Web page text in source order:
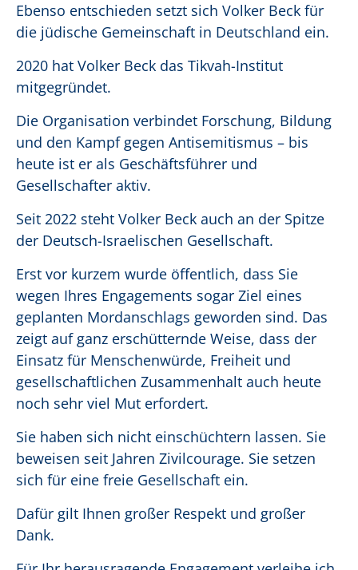
Ebenso entschieden setzt sich Volker Beck für
die jüdische Gemeinschaft in Deutschland ein.
2020 hat Volker Beck das Tikvah-Institut
mitgegründet.
Die Organisation verbindet Forschung, Bildung
und den Kampf gegen Antisemitismus – bis
heute ist er als Geschäftsführer und
Gesellschafter aktiv.
Seit 2022 steht Volker Beck auch an der Spitze
der Deutsch-Israelischen Gesellschaft.
Erst vor kurzem wurde öffentlich, dass Sie
wegen Ihres Engagements sogar Ziel eines
geplanten Mordanschlags geworden sind. Das
zeigt auf ganz erschütternde Weise, dass der
Einsatz für Menschenwürde, Freiheit und
gesellschaftlichen Zusammenhalt auch heute
noch sehr viel Mut erfordert.
Sie haben sich nicht einschüchtern lassen. Sie
beweisen seit Jahren Zivilcourage. Sie setzen
sich für eine freie Gesellschaft ein.
Dafür gilt Ihnen großer Respekt und großer
Dank.